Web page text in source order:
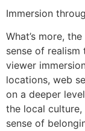
Immersion
What’s more,
sense of
viewer
locations, web
on a deeper
the local
sense of